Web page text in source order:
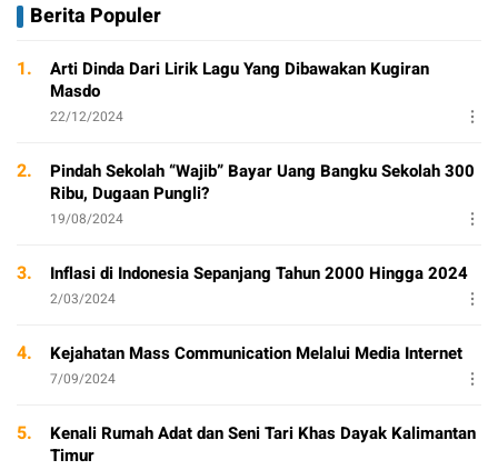
Berita Populer
1.
Arti Dinda Dari Lirik Lagu Yang Dibawakan Kugiran
Masdo
22/12/2024
2.
Pindah Sekolah “Wajib” Bayar Uang Bangku Sekolah 300
Ribu, Dugaan Pungli?
19/08/2024
3. Inflasi di Indonesia Sepanjang Tahun 2000 Hingga 2024
2/03/2024
4. Kejahatan Mass Communication Melalui Media Internet
7/09/2024
5.
Kenali Rumah Adat dan Seni Tari Khas Dayak Kalimantan
Timur